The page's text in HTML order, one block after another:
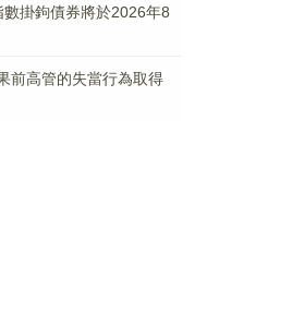
掛鉤債券將於2026年8
前高管的失當行為取得